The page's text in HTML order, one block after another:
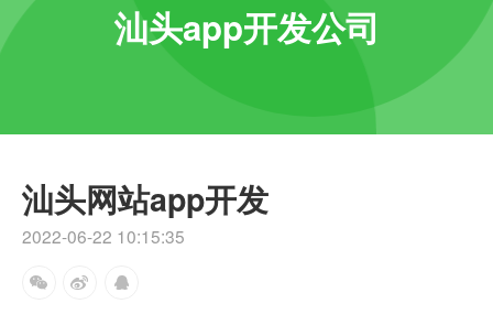
汕头app开发公司
汕头网站app开发
2022-06-22 10:15:35